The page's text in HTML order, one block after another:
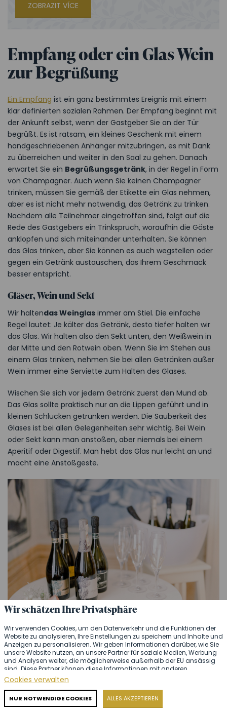
ZOBRAZIT VÍCE
Empfang oder ein Glas Wein
zur Begrüßung
Ein Empfang ist ein ganz bestimmtes Ereignis mit einem
klar definierten sozialen Rahmen. Der Empfang beginnt mit
der Ankunft selbst, wenn der Gastgeber Sie an der Tür
begrüßt. Es ist ratsam, ein kleines Geschenk mit einem
handgeschriebenen Anhänger mitzubringen, es mit Dank
zu überreichen und weiter in den Saal zu gehen. Danach
erwartet Sie ein Begrüßungsgetränk, in der Regel in Form
von Champagner. Auch wenn Sie keinen Champagner
trinken, müssen Sie gemäß der Etikette ein Glas nehmen,
aber es ist nicht mehr notwendig, das Getränk zu trinken.
Nachdem alle Teilnehmer eingetroffen sind, folgt auf die
Rede des Gastgebers ein Trinkspruch, woraufhin die Gäste
anklopfen und sich miteinander unterhalten. Sie können
das Glas trinken, aber Sie können es auch wegstellen oder
gegen ein Getränk austauschen, das Ihrem Geschmack
besser entspricht.
Gläser, Wein und Sekt
Wir haltendas Weinglas immer am Stiel. Die einfache
Regel lautet: Je kälter das Getränk, desto tiefer halten wir
das Glas. Wir halten also den Sekt unten, den Weißwein in
der Mitte und den Rotwein oben. Wenn Sie im Stehen aus
einem Glas trinken, nehmen Sie bei allen Getränken außer
Wein immer eine Serviette zum Halten des Glases.
Wischen Sie sich vor jedem Getränk zuerst den Mund ab.
Das Glas sollte praktisch nur an die Lippen geführt und in
kleinen Schlucken getrunken werden. Die Sauberkeit des
Glases ist bei allen Gelegenheiten sehr wichtig. Bei Wein
oder Sekt kann man anstoßen, aber niemals bei einem
Aperitif oder Digestif. Man hebt das Glas nur leicht an und
macht eine Anstoßgeste.
Champagner wird traditionell in schlanken Flötengläsern
serviert.
Erfrischungen während des Empfangs
Zum Empfang gehören auch kleine Erfrischungen, die im
Raums. Sie sollten eine kleine Menge an Speisen auf dem
Wir schätzen Ihre Privatsphäre
Wir verwenden Cookies, um den Datenverkehr und die Funktionen der
Website zu analysieren, Ihre Einstellungen zu speichern und Inhalte und
Anzeigen zu personalisieren. Wir geben Informationen darüber, wie Sie
unsere Website nutzen, an unsere Partner für soziale Medien, Werbung
und Analysen weiter, die möglicherweise außerhalb der EU ansässig
sind. Diese Partner können diese Informationen mit anderen
Informationen kombinieren, die Sie ihnen zur Verfügung gestellt haben
oder die sie als Ergebnis Ihrer Nutzung ihrer Dienste erhalten haben.
Ausführliche Informationen
Cookies verwalten
NUR NOTWENDIGE COOKIES ALLES AKZEPTIEREN